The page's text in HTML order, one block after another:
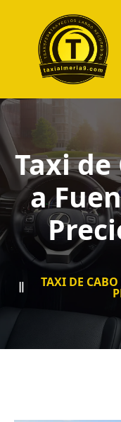
Taxi de
a
TAXI DE CABO